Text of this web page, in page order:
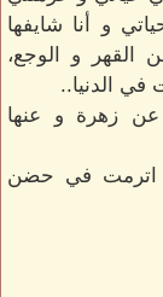
و أنا شايفها
القهر و الوجع،
الدنيا..
زهرة و عنها
اترمت في حضن